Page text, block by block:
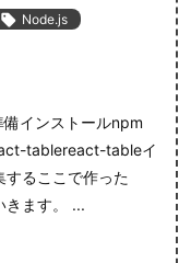
 Node.js
インストールnpm
tablereact-tableイ
するここで作った
きます。 ...